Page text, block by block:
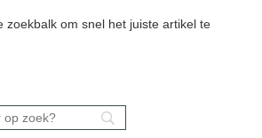
zoekbalk om snel het juiste artikel te